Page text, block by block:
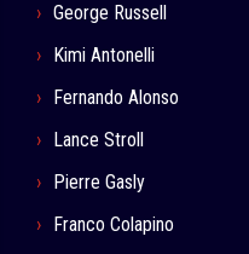
George Russell
Kimi Antonelli
Fernando Alonso
Lance Stroll
Pierre Gasly
Franco Colapino